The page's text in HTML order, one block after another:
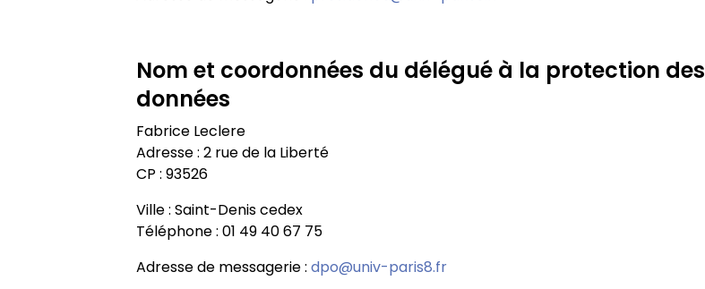
Nom et coordonnées du délégué à la protection des
données
Fabrice Leclere
Adresse : 2 rue de la Liberté
CP : 93526
Ville : Saint-Denis cedex
Téléphone : 01 49 40 67 75
Adresse de messagerie : dpo@univ-paris8.fr